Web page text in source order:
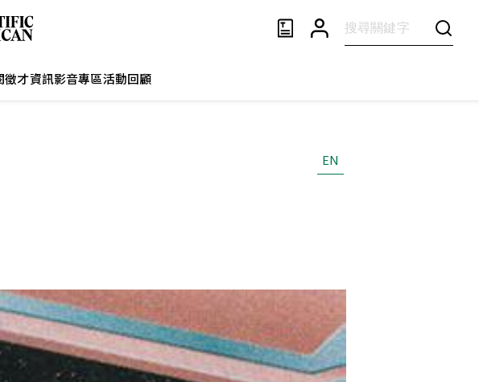
徵才資訊影音專區活動回顧
EN